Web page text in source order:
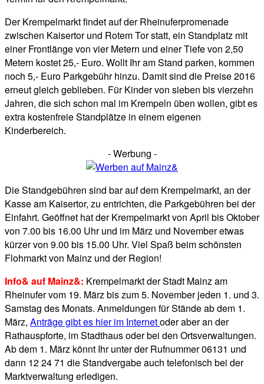
Der Krempelmarkt findet auf der Rheinuferpromenade
zwischen Kaisertor und Rotem Tor statt, ein Standplatz mit
einer Frontlänge von vier Metern und einer Tiefe von 2,50
Metern kostet 25,- Euro. Wollt Ihr am Stand parken, kommen
noch 5,- Euro Parkgebühr hinzu. Damit sind die Preise 2016
erneut gleich geblieben. Für Kinder von sieben bis vierzehn
Jahren, die sich schon mal im Krempeln üben wollen, gibt es
extra kostenfreie Standplätze in einem eigenen
Kinderbereich.
- Werbung -
Die Standgebühren sind bar auf dem Krempelmarkt, an der
Kasse am Kaisertor, zu entrichten, die Parkgebühren bei der
Einfahrt. Geöffnet hat der Krempelmarkt von April bis Oktober
von 7.00 bis 16.00 Uhr und im März und November etwas
kürzer von 9.00 bis 15.00 Uhr. Viel Spaß beim schönsten
Flohmarkt von Mainz und der Region!
Info& auf Mainz&: Krempelmarkt der Stadt Mainz am
Rheinufer vom 19. März bis zum 5. November jeden 1. und 3.
Samstag des Monats. Anmeldungen für Stände ab dem 1.
März, Anträge gibt es hier im Internetoder aber an der
Rathauspforte, im Stadthaus oder bei den Ortsverwaltungen.
Ab dem 1. März könnt Ihr unter der Rufnummer 06131 und
dann 12 24 71 die Standvergabe auch telefonisch bei der
Marktverwaltung erledigen.